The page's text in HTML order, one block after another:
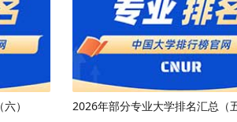
） 2026年部分专业大学排名汇总（五